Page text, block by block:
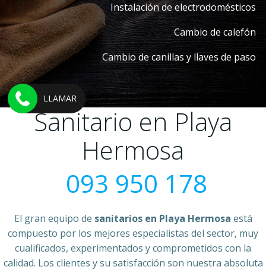
Instalación de electrodomésticos
Cambio de calefón
Cambio de canillas y llaves de paso
Sanitario en Playa
Hermosa
093 950 178
El gran equipo de sanitarios en Playa Hermosa está
compuesto por los mejores especialistas del sector, muy
cualificados, experimentados y comprometidos con la
calidad. Los clientes y su satisfacción son nuestra absoluta
LLAMAR